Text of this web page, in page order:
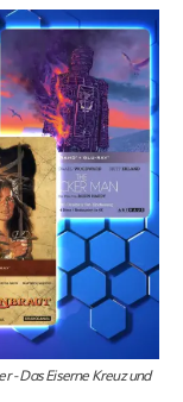
- Das Eiserne Kreuz und